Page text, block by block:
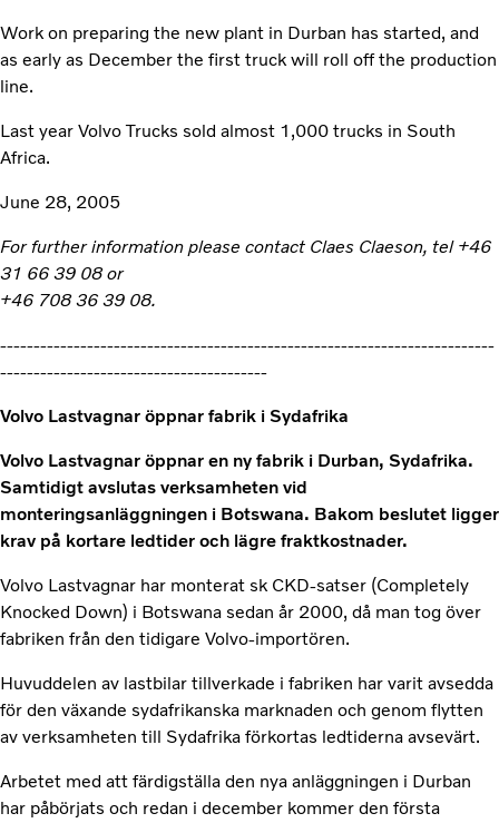
Work on preparing the new plant in Durban has started, and
as early as December the first truck will roll off the production
line.
Last year Volvo Trucks sold almost 1,000 trucks in South
Africa.
June 28, 2005
For further information please contact Claes Claeson, tel +46
31 66 39 08 or
+46 708 36 39 08.
--------------------------------------------------------------------------
----------------------------------------
Volvo Lastvagnar öppnar fabrik i Sydafrika
Volvo Lastvagnar öppnar en ny fabrik i Durban, Sydafrika.
Samtidigt avslutas verksamheten vid
monteringsanläggningen i Botswana. Bakom beslutet ligger
krav på kortare ledtider och lägre fraktkostnader.
Volvo Lastvagnar har monterat sk CKD-satser (Completely
Knocked Down) i Botswana sedan år 2000, då man tog över
fabriken från den tidigare Volvo-importören.
Huvuddelen av lastbilar tillverkade i fabriken har varit avsedda
för den växande sydafrikanska marknaden och genom flytten
av verksamheten till Sydafrika förkortas ledtiderna avsevärt.
Arbetet med att färdigställa den nya anläggningen i Durban
har påbörjats och redan i december kommer den första